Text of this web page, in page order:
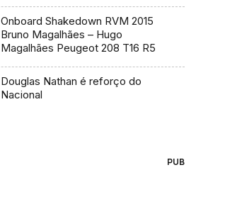
Onboard Shakedown RVM 2015
Bruno Magalhães – Hugo
Magalhães Peugeot 208 T16 R5
Douglas Nathan é reforço do
Nacional
PUB